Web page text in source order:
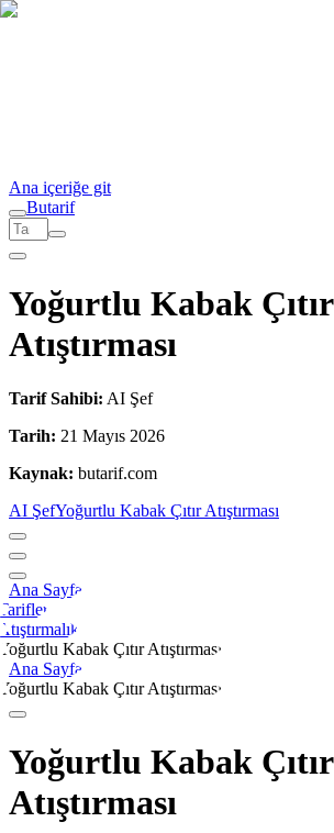
Ana içeriğe git
Butarif
Yoğurtlu Kabak Çıtır
Atıştırması
Tarif Sahibi: AI Şef
Tarih: 21 Mayıs 2026
Kaynak: butarif.com
AI ŞefYoğurtlu Kabak Çıtır Atıştırması
Ana Sayfa
Kabak Çıtır Atıştırması
Ana Sayfa
Kabak Çıtır Atıştırması
Yoğurtlu Kabak Çıtır
Atıştırması